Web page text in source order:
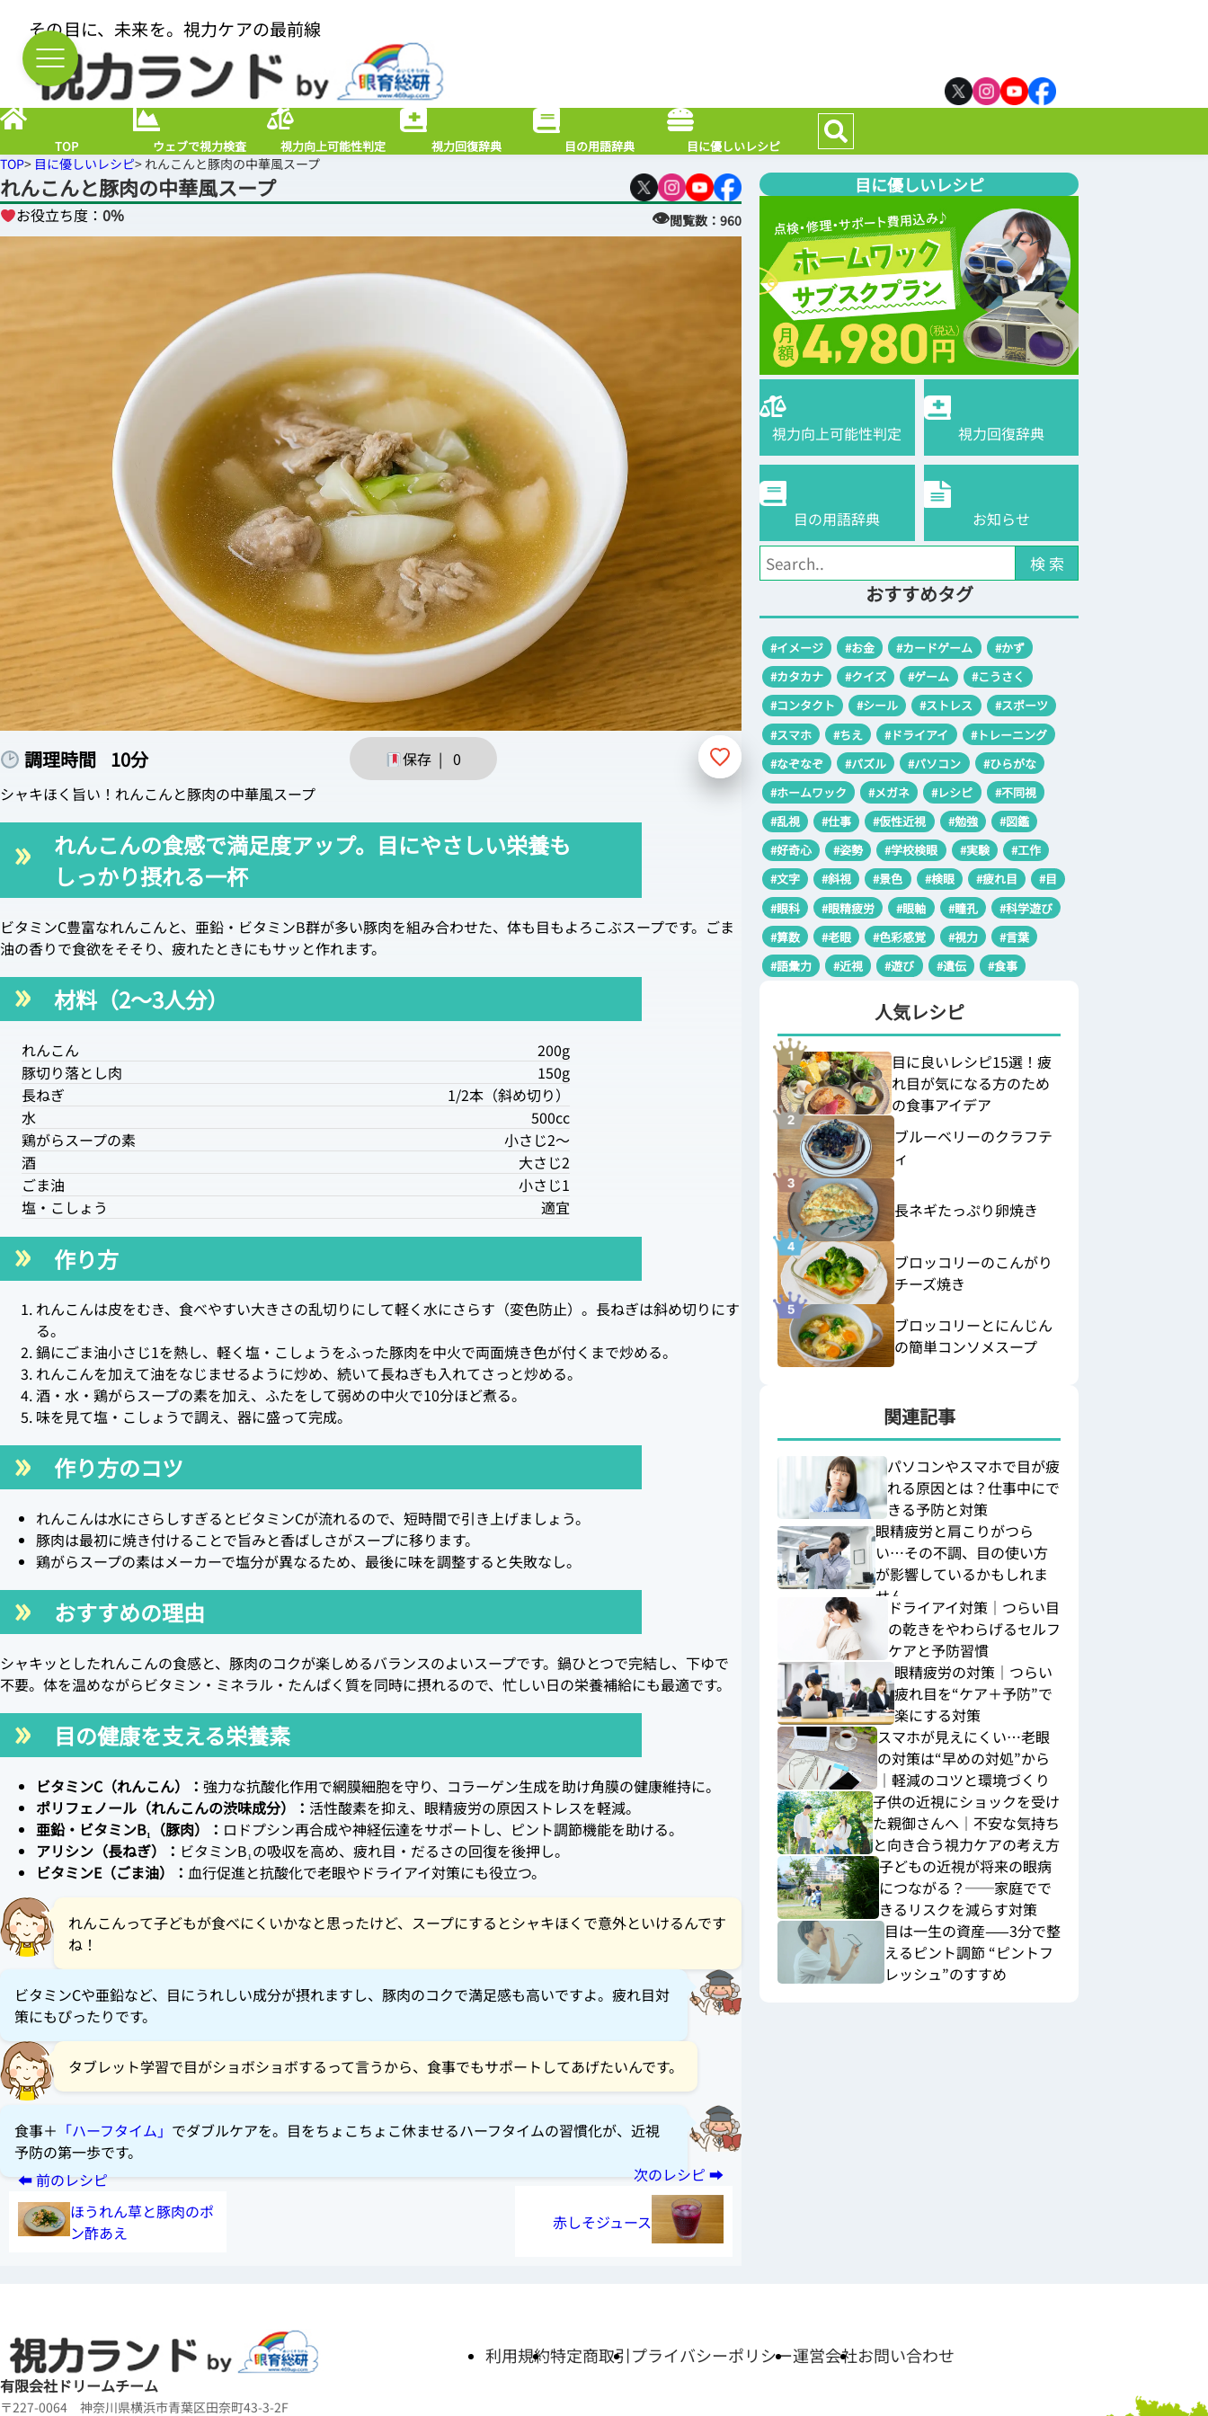
その目に、未来を。視力ケアの最前線
TOP ウェブで視力検査 視力向上可能性判定 視力回復辞典 目の用語辞典 目に優しいレシピ
TOP> 目に優しいレシピ> れんこんと豚肉の中華風スープ
れんこんと豚肉の中華風スープ
お役立ち度：0% 👁閲覧数： 960
調理時間 10分 保存| 0
シャキほく旨い！れんこんと豚肉の中華風スープ
れんこんの食感で満足度アップ。目にやさしい栄養も
しっかり摂れる一杯
ビタミンC豊富なれんこんと、亜鉛・ビタミンB群が多い豚肉を組み合わせた、体も目もよろこぶスープです。ごま
油の香りで食欲をそそり、疲れたときにもサッと作れます。
材料（2〜3人分）
れんこん
200g
豚切り落とし肉
150g
長ねぎ
1/2本（斜め切り）
水
500cc
鶏がらスープの素
小さじ2〜
酒
大さじ2
ごま油
小さじ1
塩・こしょう
適宜
作り方
れんこんは皮をむき、食べやすい大きさの乱切りにして軽く水にさらす（変色防止）。長ねぎは斜め切りにす
る。
鍋にごま油小さじ1を熱し、軽く塩・こしょうをふった豚肉を中火で両面焼き色が付くまで炒める。
れんこんを加えて油をなじませるように炒め、続いて長ねぎも入れてさっと炒める。
酒・水・鶏がらスープの素を加え、ふたをして弱めの中火で10分ほど煮る。
味を見て塩・こしょうで調え、器に盛って完成。
作り方のコツ
れんこんは水にさらしすぎるとビタミンCが流れるので、短時間で引き上げましょう。
豚肉は最初に焼き付けることで旨みと香ばしさがスープに移ります。
鶏がらスープの素はメーカーで塩分が異なるため、最後に味を調整すると失敗なし。
おすすめの理由
シャキッとしたれんこんの食感と、豚肉のコクが楽しめるバランスのよいスープです。鍋ひとつで完結し、下ゆで
不要。体を温めながらビタミン・ミネラル・たんぱく質を同時に摂れるので、忙しい日の栄養補給にも最適です。
目の健康を支える栄養素
ビタミンC（れんこん）： 強力な抗酸化作用で網膜細胞を守り、コラーゲン生成を助け角膜の健康維持に。
ポリフェノール（れんこんの渋味成分）： 活性酸素を抑え、眼精疲労の原因ストレスを軽減。
亜鉛・ビタミンB₁（豚肉）： ロドプシン再合成や神経伝達をサポートし、ピント調節機能を助ける。
アリシン（長ねぎ）： ビタミンB₁の吸収を高め、疲れ目・だるさの回復を後押し。
ビタミンE（ごま油）： 血行促進と抗酸化で老眼やドライアイ対策にも役立つ。
れんこんって子どもが食べにくいかなと思ったけど、スープにするとシャキほくで意外といけるんです
ね！
ビタミンCや亜鉛など、目にうれしい成分が摂れますし、豚肉のコクで満足感も高いですよ。疲れ目対
策にもぴったりです。
タブレット学習で目がショボショボするって言うから、食事でもサポートしてあげたいんです。
食事＋ 「ハーフタイム」 でダブルケアを。目をちょこちょこ休ませるハーフタイムの習慣化が、近視
予防の第一歩です。
ほうれん草と豚肉のポ
ン酢あえ
赤しそジュース
目に優しいレシピ
視力向上可能性判定 視力回復辞典
目の用語辞典 お知らせ
検 索
おすすめタグ
#イメージ #お金 #カードゲーム
#かず
#カタカナ
#クイズ #ゲーム
#こうさく
#コンタクト
#シール #ストレス
#スポーツ
#スマホ
#ちえ #ドライアイ
#トレーニング
#なぞなぞ
#パズル #パソコン
#ひらがな
#ホームワック
#メガネ #レシピ
#不同視
#乱視
#仕事 #仮性近視 #勉強
#図鑑
#好奇心
#姿勢 #学校検眼 #実験
#工作
#文字
#斜視 #景色 #検眼 #疲れ目
#目
#眼科
#眼精疲労 #眼軸 #瞳孔
#科学遊び
#算数
#老眼 #色彩感覚 #視力
#言葉
#語彙力
#近視 #遊び #遺伝 #食事
人気レシピ
目に良いレシピ15選！疲
れ目が気になる方のため
の食事アイデア
ブルーベリーのクラフテ
ィ
長ネギたっぷり卵焼き
ブロッコリーのこんがり
チーズ焼き
ブロッコリーとにんじん
の簡単コンソメスープ
関連記事
パソコンやスマホで目が疲
れる原因とは？仕事中にで
きる予防と対策
眼精疲労と肩こりがつら
い…その不調、目の使い方
が影響しているかもしれま
せん
ドライアイ対策｜つらい目
の乾きをやわらげるセルフ
ケアと予防習慣
眼精疲労の対策｜つらい
疲れ目を“ケア＋予防”で
楽にする対策
スマホが見えにくい…老眼
の対策は“早めの対処”から
｜軽減のコツと環境づくり
子供の近視にショックを受け
た親御さんへ｜不安な気持ち
と向き合う視力ケアの考え方
子どもの近視が将来の眼病
につながる？──家庭でで
きるリスクを減らす対策
目は一生の資産——3分で整
えるピント調節 “ピントフ
レッシュ”のすすめ
有限会社ドリームチーム
〒227-0064 神奈川県横浜市青葉区田奈町43-3-2F
利用規約特定商取引プライバシーポリシー運営会社お問い合わせ